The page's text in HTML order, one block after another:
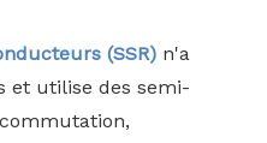
(SSR) n'a
et utilise des semi-